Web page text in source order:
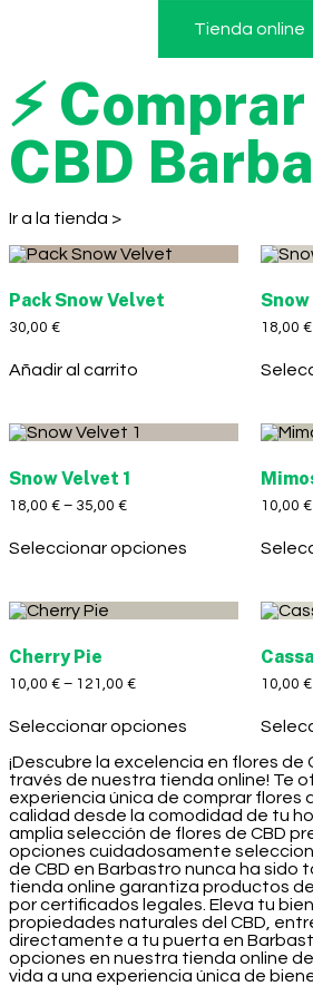
Tienda online
⚡
CBD
Ir a la tienda >
Pack Snow Velvet
30,00 €
Añadir al carrito
18,00 €
Snow Velvet 1
18,00 € – 35,00 €
Seleccionar opciones
10,00 €
Cherry Pie
10,00 € – 121,00 €
Seleccionar opciones
10,00 €
¡Descubre la excelencia en flores de
través de nuestra tienda online! Te
experiencia única de comprar flores
calidad desde la comodidad de tu
amplia selección de flores de CBD
opciones cuidadosamente
de CBD en Barbastro nunca ha sido
tienda online garantiza productos
por certificados legales. Eleva tu
propiedades naturales del CBD,
directamente a tu puerta en
opciones en nuestra tienda online
vida a una experiencia única de